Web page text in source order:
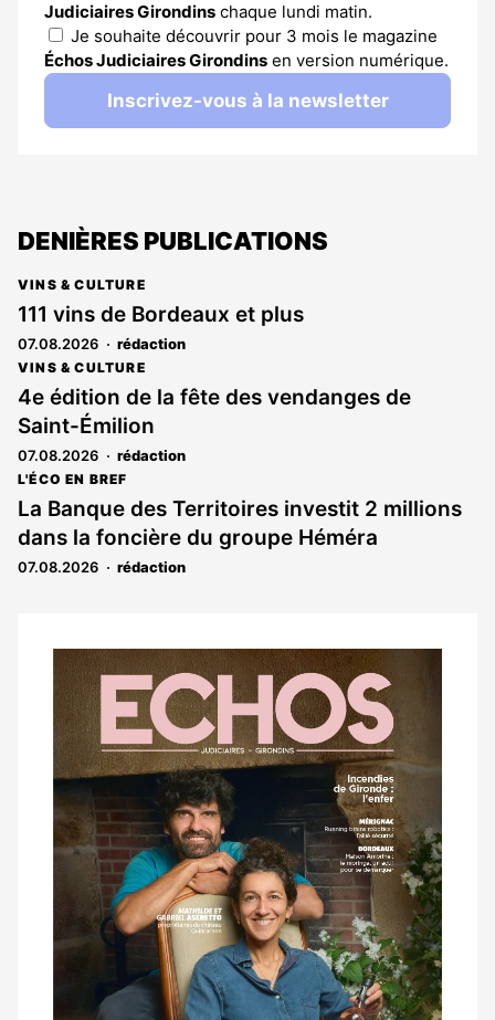
Judiciaires Girondins chaque lundi matin.
Je souhaite découvrir pour 3 mois le magazine
Échos Judiciaires Girondins en version numérique.
Inscrivez-vous à la newsletter
DENIÈRES PUBLICATIONS
VINS & CULTURE
111 vins de Bordeaux et plus
07.08.2026 rédaction
VINS & CULTURE
4e édition de la fête des vendanges de
Saint-Émilion
07.08.2026 rédaction
L'ÉCO EN BREF
La Banque des Territoires investit 2 millions
dans la foncière du groupe Héméra
07.08.2026 rédaction
Notre
dernier
magazine